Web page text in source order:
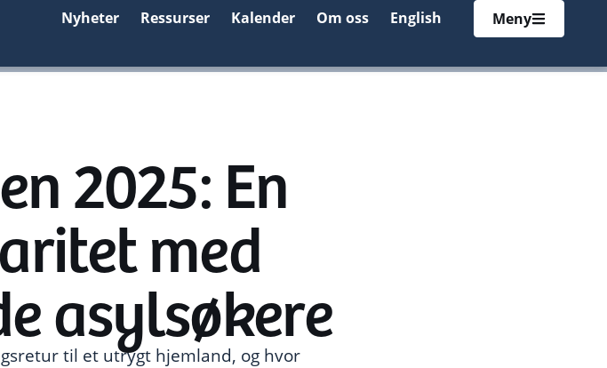
Nyheter Ressurser Kalender Om oss English Meny
2025: En
med
asylsøkere
til et utrygt hjemland, og hvor